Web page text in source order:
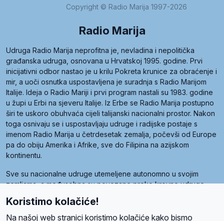
Copyright © Radio Marija 1997-2026
Radio Marija
Udruga Radio Marija neprofitna je, nevladina i nepolitička
građanska udruga, osnovana u Hrvatskoj 1995. godine. Prvi
inicijativni odbor nastao je u krilu Pokreta krunice za obraćenje i
mir, a uoči osnutka uspostavljena je suradnja s Radio Marijom
Italije. Ideja o Radio Mariji i prvi program nastali su 1983. godine
u župi u Erbi na sjeveru Italije. Iz Erbe se Radio Marija postupno
širi te uskoro obuhvaća cijeli talijanski nacionalni prostor. Nakon
toga osnivaju se i uspostavljaju udruge i radijske postaje s
imenom Radio Marija u četrdesetak zemalja, počevši od Europe
pa do obiju Amerika i Afrike, sve do Filipina na azijskom
kontinentu.
Sve su nacionalne udruge utemeljene autonomno u svojim
zemljama, a međusobna su povezane preko krovne udruge
Radio Maria). Svjetsku obitelj utemeljilo je sedam članica, među
kojima je i hrvatska Udruga Radio Marija.
Koristimo kolačiće!
Na našoj web stranici koristimo kolačiće kako bismo